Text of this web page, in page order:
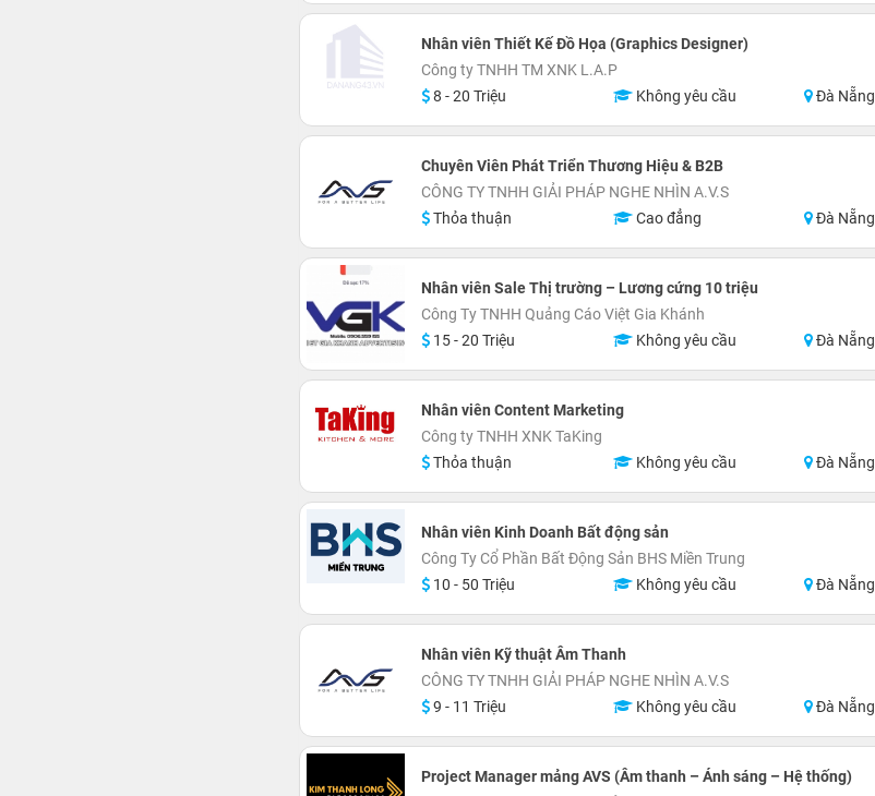
Nhân viên Thiết Kế Đồ Họa (Graphics Designer)
Công ty TNHH TM XNK L.A.P
8 - 20 Triệu
Không yêu cầu Đà Nẵng
Chuyên Viên Phát Triển Thương Hiệu & B2B
CÔNG TY TNHH GIẢI PHÁP NGHE NHÌN A.V.S
Thỏa thuận
Cao đẳng Đà Nẵng
Nhân viên Sale Thị trường – Lương cứng 10 triệu
Công Ty TNHH Quảng Cáo Việt Gia Khánh
15 - 20 Triệu
Không yêu cầu Đà Nẵng
Nhân viên Content Marketing
Công ty TNHH XNK TaKing
Thỏa thuận
Không yêu cầu Đà Nẵng
Nhân viên Kinh Doanh Bất động sản
Công Ty Cổ Phần Bất Động Sản BHS Miền Trung
10 - 50 Triệu
Không yêu cầu Đà Nẵng
Nhân viên Kỹ thuật Âm Thanh
CÔNG TY TNHH GIẢI PHÁP NGHE NHÌN A.V.S
9 - 11 Triệu
Không yêu cầu Đà Nẵng
Project Manager mảng AVS (Âm thanh – Ánh sáng – Hệ thống)